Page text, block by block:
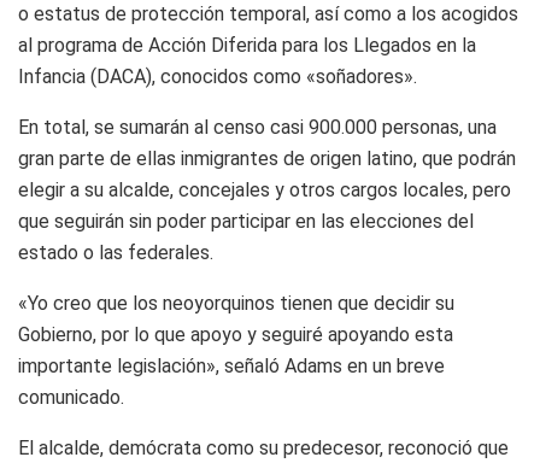
o estatus de protección temporal, así como a los acogidos
al programa de Acción Diferida para los Llegados en la
Infancia (DACA), conocidos como «soñadores».
En total, se sumarán al censo casi 900.000 personas, una
gran parte de ellas inmigrantes de origen latino, que podrán
elegir a su alcalde, concejales y otros cargos locales, pero
que seguirán sin poder participar en las elecciones del
estado o las federales.
«Yo creo que los neoyorquinos tienen que decidir su
Gobierno, por lo que apoyo y seguiré apoyando esta
importante legislación», señaló Adams en un breve
comunicado.
El alcalde, demócrata como su predecesor, reconoció que